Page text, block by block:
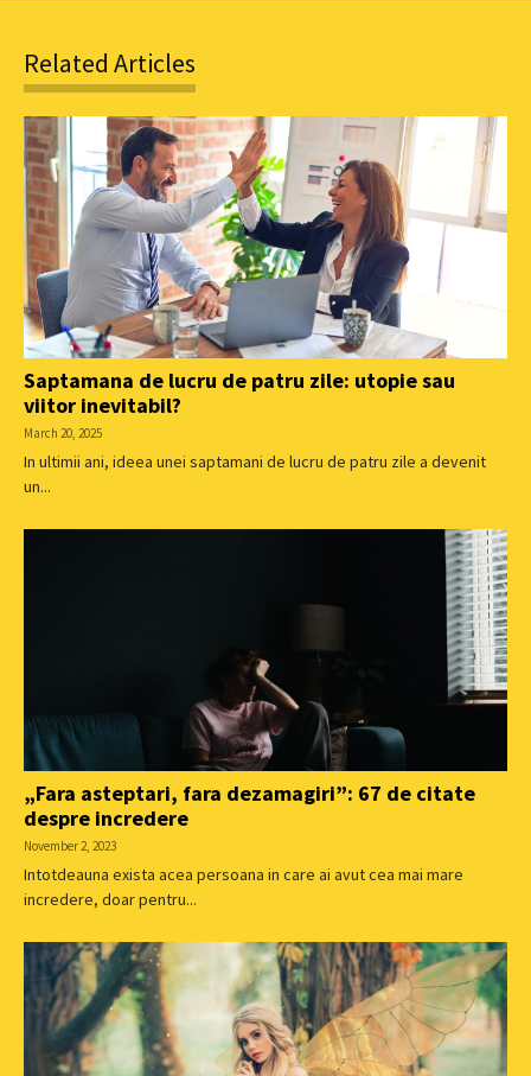
Related Articles
Saptamana de lucru de patru zile: utopie sau
viitor inevitabil?
March 20, 2025
In ultimii ani, ideea unei saptamani de lucru de patru zile a devenit
un...
„Fara asteptari, fara dezamagiri”: 67 de citate
despre incredere
November 2, 2023
Intotdeauna exista acea persoana in care ai avut cea mai mare
incredere, doar pentru...